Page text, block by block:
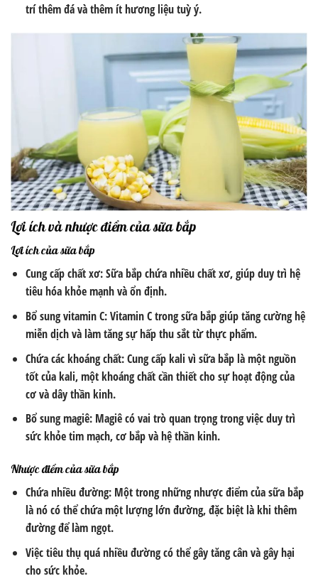
trí thêm đá và thêm ít hương liệu tuỳ ý.
Lợi ích và nhược điểm của sữa bắp
Lợi ích của sữa bắp
Cung cấp chất xơ: Sữa bắp chứa nhiều chất xơ, giúp duy trì hệ
tiêu hóa khỏe mạnh và ổn định.
Bổ sung vitamin C: Vitamin C trong sữa bắp giúp tăng cường hệ
miễn dịch và làm tăng sự hấp thu sắt từ thực phẩm.
Chứa các khoáng chất: Cung cấp kali vì sữa bắp là một nguồn
tốt của kali, một khoáng chất cần thiết cho sự hoạt động của
cơ và dây thần kinh.
Bổ sung magiê: Magiê có vai trò quan trọng trong việc duy trì
sức khỏe tim mạch, cơ bắp và hệ thần kinh.
Nhược điểm của sữa bắp
Chứa nhiều đường: Một trong những nhược điểm của sữa bắp
là nó có thể chứa một lượng lớn đường, đặc biệt là khi thêm
đường để làm ngọt.
Việc tiêu thụ quá nhiều đường có thể gây tăng cân và gây hại
cho sức khỏe.